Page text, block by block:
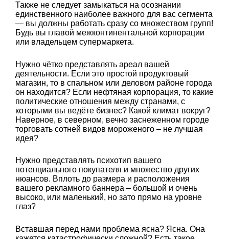
Также не следует замыкаться на осознании
единственного наиболее важного для вас сегмента
— вы должны работать сразу со множеством групп!
Будь вы главой межконтинентальной корпорации
или владельцем супермаркета.
Нужно чётко представлять ареал вашей
деятельности. Если это простой продуктовый
магазин, то в спальном или деловом районе города
он находится? Если нефтяная корпорация, то какие
политические отношения между странами, с
которыми вы ведёте бизнес? Какой климат вокруг?
Наверное, в северном, вечно заснеженном городе
торговать сотней видов мороженого – не лучшая
идея?
Нужно представлять психотип вашего
потенциального покупателя и множество других
нюансов. Вплоть до размера и расположения
вашего рекламного баннера – большой и очень
высоко, или маленький, но зато прямо на уровне
глаз?
Вставшая перед нами проблема ясна? Ясна. Она